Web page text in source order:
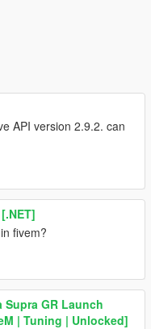
API version 2.9.2. can
fivem?
Supra GR Launch
| Tuning | Unlocked]